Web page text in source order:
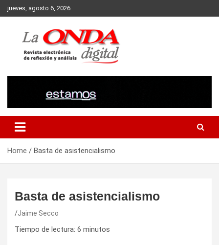
Skip
to
jueves, agosto 6, 2026
Home Basta de asistencialismo
Basta de asistencialismo
Jaime Secco
Tiempo de lectura: 6 minutos